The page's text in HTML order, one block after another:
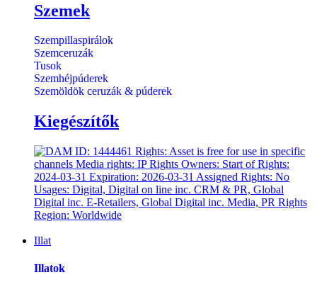
Szemek
Szempillaspirálok
Szemceruzák
Tusok
Szemhéjpúderek
Szemöldök ceruzák & púderek
Kiegészítők
Illat
Illatok